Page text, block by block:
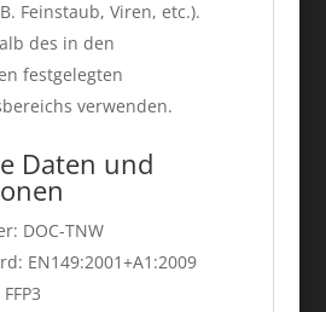
Feinstaub, Viren, etc.).
des in den
festgelegten
verwenden.
Daten und
DOC-TNW
EN149:2001+A1:2009